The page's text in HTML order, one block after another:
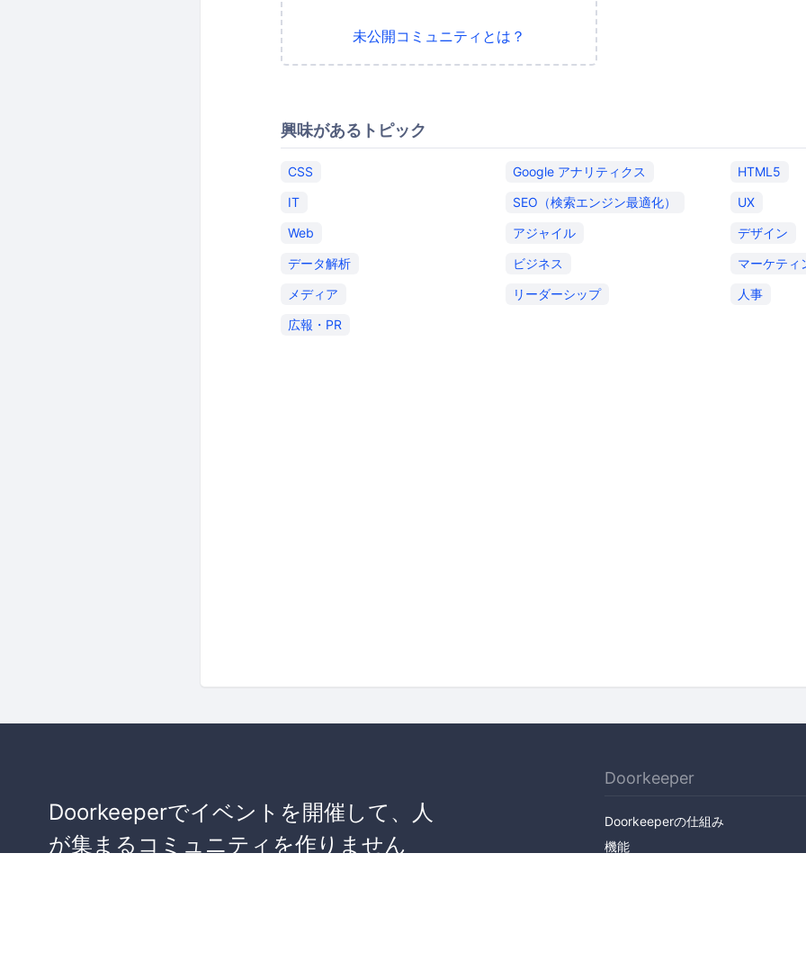
未公開コミュニティとは？
興味があるトピック
CSS Google アナリティクス
HTML5
IT
SEO（検索エンジン最適化）
UX
Web
アジャイル
デザイン
データ解析
ビジネス
マーケティ
メディア
リーダーシップ
人事
広報・PR
Doorkeeperでイベントを開催して、人
が集まるコミュニティを作りません
Doorkeeper
Doorkeeperの仕組み
機能